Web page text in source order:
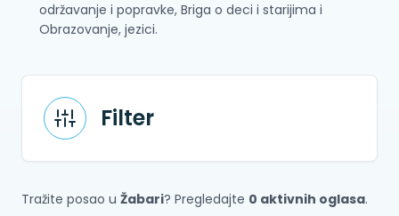
održavanje i popravke, Briga o deci i starijima i
Obrazovanje, jezici.
Filter
Tražite posao u Žabari? Pregledajte 0 aktivnih oglasa.